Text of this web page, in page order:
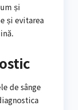
și
și evitarea
de sânge